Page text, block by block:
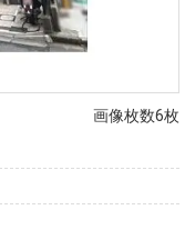
画像枚数6枚